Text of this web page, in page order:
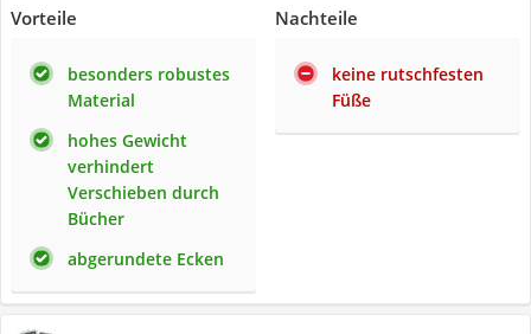
Vorteile
besonders robustes
Material
hohes Gewicht
verhindert
Verschieben durch
Bücher
abgerundete Ecken
Nachteile
keine rutschfesten
Füße